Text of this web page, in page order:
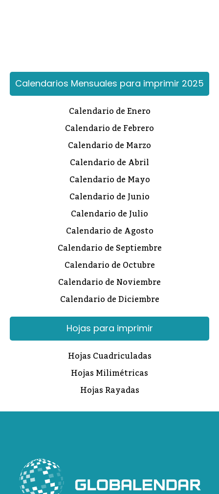
Calendarios Mensuales para imprimir 2025
Calendario de Enero
Calendario de Febrero
Calendario de Marzo
Calendario de Abril
Calendario de Mayo
Calendario de Junio
Calendario de Julio
Calendario de Agosto
Calendario de Septiembre
Calendario de Octubre
Calendario de Noviembre
Calendario de Diciembre
Hojas para imprimir
Hojas Cuadriculadas
Hojas Milimétricas
Hojas Rayadas